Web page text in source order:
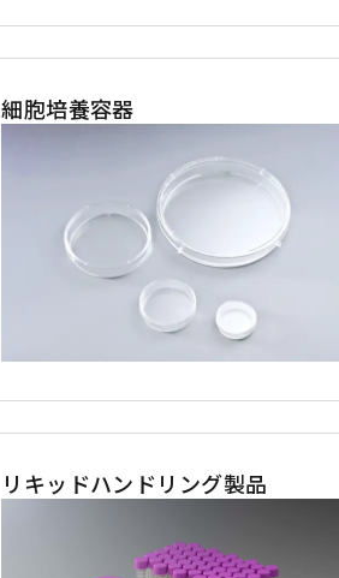
細胞培養容器
リキッドハンドリング製品